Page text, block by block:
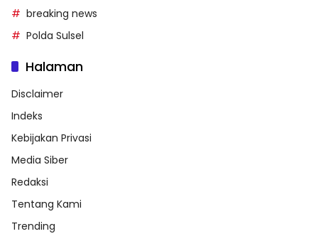
breaking news
Polda Sulsel
Halaman
Disclaimer
Indeks
Kebijakan Privasi
Media Siber
Redaksi
Tentang Kami
Trending